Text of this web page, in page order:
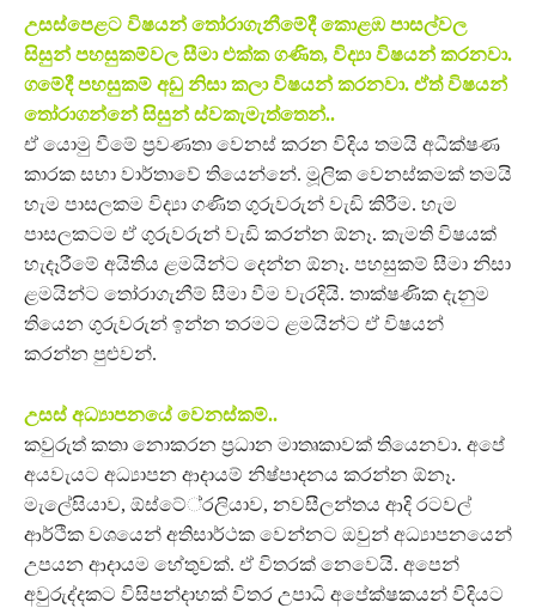
උසස්පෙළට විෂයන් තෝරාගැනීමේදී කොළඹ පාසල්වල
සිසුන් පහසුකම්වල සීමා එක්ක ගණිත, විද්‍යා විෂයන් කරනවා.
ගමේදී පහසුකම් අඩු නිසා කලා විෂයන් කරනවා. ඒත් විෂයන්
තෝරාගන්නේ සිසුන් ස්වකැමැත්තෙන්..
ඒ යොමු වීමේ ප්‍රවණතා වෙනස් කරන විදිය තමයි අධීක්ෂණ
කාරක සභා වාර්තාවේ තියෙන්නේ. මූලික වෙනස්කමක් තමයි
හැම පාසලකම විද්‍යා ගණිත ගුරුවරුන් වැඩි කිරීම. හැම
පාසලකටම ඒ ගුරුවරුන් වැඩි කරන්න ඕනෑ. කැමති විෂයක්
හැදෑරීමේ අයිතිය ළමයින්ට දෙන්න ඕනෑ. පහසුකම් සීමා නිසා
ළමයින්ට තෝරාගැනීම් සීමා වීම වැරදියි. තාක්ෂණික දැනුම
තියෙන ගුරුවරුන් ඉන්න තරමට ළමයින්ට ඒ විෂයන්
කරන්න පුළුවන්.
උසස් අධ්‍යාපනයේ වෙනස්කම්..
කවුරුත් කතා නොකරන ප්‍රධාන මාතෘකාවක් තියෙනවා. අපේ
අයවැයට අධ්‍යාපන ආදායම් නිෂ්පාදනය කරන්න ඕනෑ.
මැලේසියාව, ඕස්ටේ්‍රලියාව, නවසීලන්තය ආදි රටවල්
ආර්ථික වශයෙන් අතිසාර්ථක වෙන්නට ඔවුන් අධ්‍යාපනයෙන්
උපයන ආදායම හේතුවක්. ඒ විතරක් නෙවෙයි. අපෙන්
අවුරුද්දකට විසිපන්දාහක් විතර උපාධි අපේක්ෂකයන් විදියට